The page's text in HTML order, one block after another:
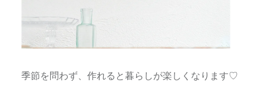
季節を問わず、作れると暮らしが楽しくなります♡